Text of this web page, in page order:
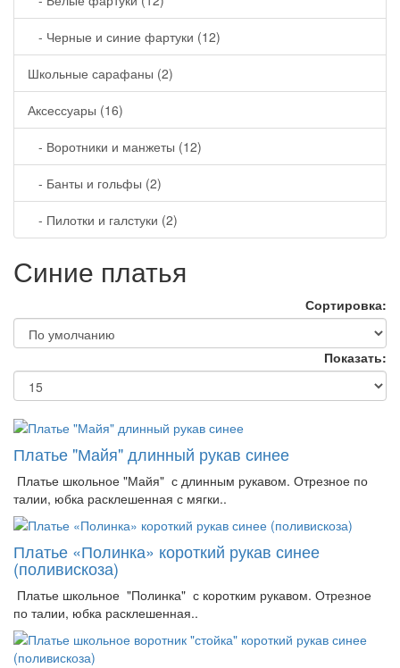
- Черные и синие фартуки (12)
Школьные сарафаны (2)
Аксессуары (16)
- Воротники и манжеты (12)
- Банты и гольфы (2)
- Пилотки и галстуки (2)
Синие платья
Сортировка:
Показать:
Платье "Майя" длинный рукав синее
Платье школьное "Майя" с длинным рукавом. Отрезное по
талии, юбка расклешенная с мягки..
Платье «Полинка» короткий рукав синее
(поливискоза)
Платье школьное "Полинка" с коротким рукавом. Отрезное
по талии, юбка расклешенная..